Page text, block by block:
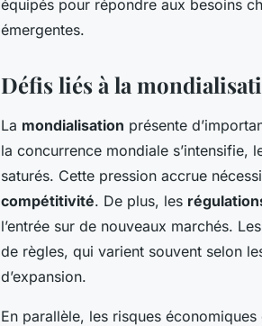
équipés pour répondre aux besoins
émergentes.
Défis liés à la
La mondialisation présente
la concurrence mondiale s’intensifie,
saturés. Cette pression accrue
compétitivité. De plus, les
l’entrée sur de nouveaux marchés.
de règles, qui varient souvent selon
d’expansion.
En parallèle, les risques